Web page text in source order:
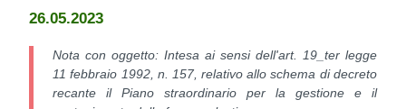
26.05.2023
Nota con oggetto: Intesa ai sensi dell'art. 19_ter legge
11 febbraio 1992, n. 157, relativo allo schema di decreto
recante il Piano straordinario per la gestione e il